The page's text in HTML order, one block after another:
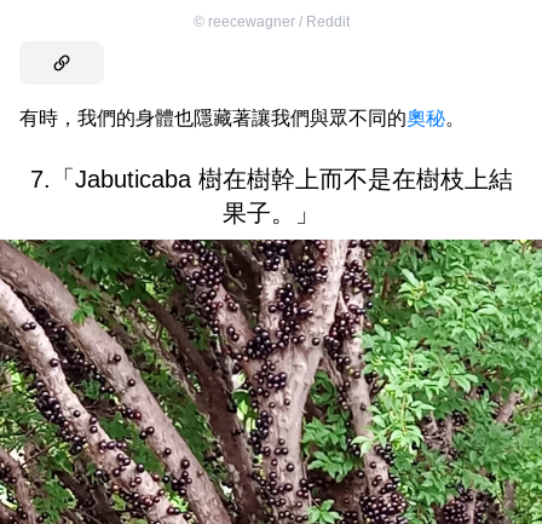
© reecewagner / Reddit
有時，我們的身體也隱藏著讓我們與眾不同的奧秘。
7.「Jabuticaba 樹在樹幹上而不是在樹枝上結
果子。」